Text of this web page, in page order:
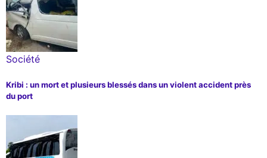
Société
Kribi : un mort et plusieurs blessés dans un violent accident près
du port